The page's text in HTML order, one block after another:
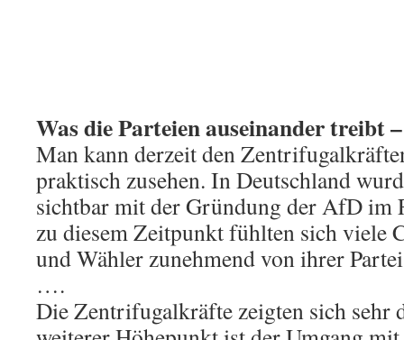
Was die Parteien auseinander treibt
Man kann derzeit den
praktisch zusehen. In Deutschland
sichtbar mit der Gründung der AfD im
zu diesem Zeitpunkt fühlten sich viele
und Wähler zunehmend von ihrer
….
Die Zentrifugalkräfte zeigten sich sehr